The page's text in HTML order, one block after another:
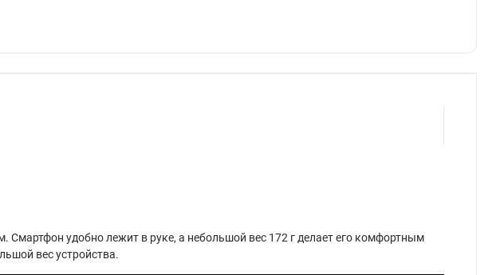
удобно лежит в руке, а небольшой вес 172 г делает его комфортным
вес устройства.